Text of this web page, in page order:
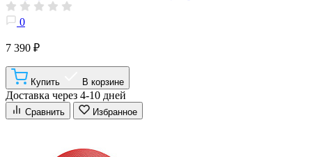
0
7 390 ₽
Купить В корзине
Доставка через 4-10 дней
Сравнить Избранное